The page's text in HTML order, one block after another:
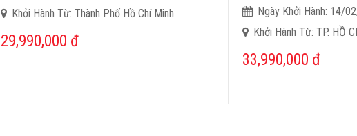
Khởi Hành Từ: Thành Phố Hồ Chí Minh
29,990,000 đ
Ngày Khởi Hành: 14/
Khởi Hành Từ: TP. HỒ
33,990,000 đ